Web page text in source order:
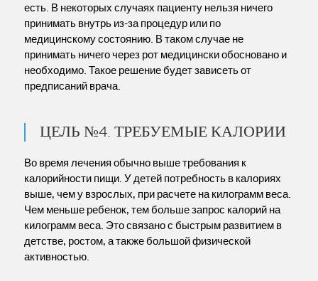
есть. В некоторых случаях пациенту нельзя ничего
принимать внутрь из-за процедур или по
медицинскому состоянию. В таком случае не
принимать ничего через рот медицински обосновано и
необходимо. Такое решение будет зависеть от
предписаний врача.
ЦЕЛЬ №4. ТРЕБУЕМЫЕ КАЛОРИИ
Во время лечения обычно выше требования к
калорийности пищи. У детей потребность в калориях
выше, чем у взрослых, при расчете на килограмм веса.
Чем меньше ребенок, тем больше запрос калорий на
килограмм веса. Это связано с быстрым развитием в
детстве, ростом, а также большой физической
активностью.